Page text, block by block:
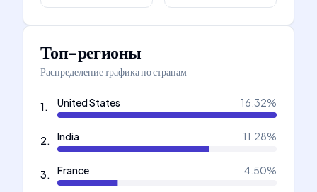
Топ-регионы
Распределение трафика по странам
1. United States 16.32%
2. India 11.28%
3. France 4.50%